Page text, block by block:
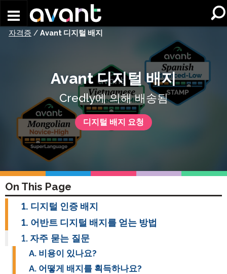
자격증 / Avant 디지털 배지
Avant 디지털 배지
Credly에 의해 배송됨
디지털 배지 요청
On This Page
디지털 인증 배지
어반트 디지털 배지를 얻는 방법
자주 묻는 질문
비용이 있나요?
어떻게 배지를 획득하나요?